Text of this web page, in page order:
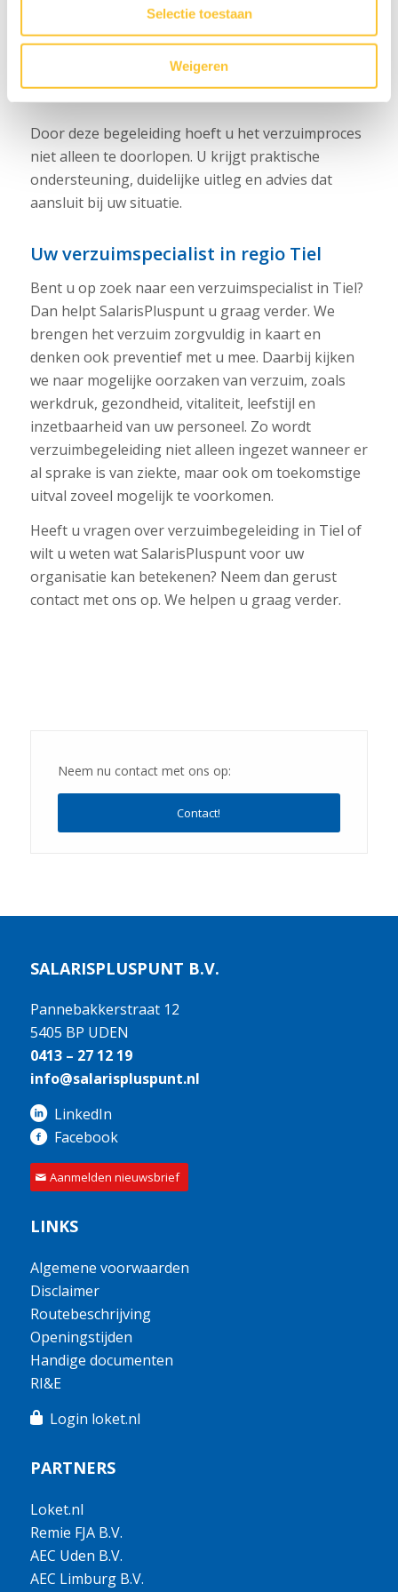
Selectie toestaan
Weigeren
het vertalen van rapportages naar de praktijk
het tijdig inzetten van externe deskundigen
begeleiding bij re-integratie of een WIA-
aanvraag.
Door deze begeleiding hoeft u het verzuimproces
niet alleen te doorlopen. U krijgt praktische
ondersteuning, duidelijke uitleg en advies dat
aansluit bij uw situatie.
Uw verzuimspecialist in regio Tiel
Bent u op zoek naar een verzuimspecialist in Tiel?
Dan helpt SalarisPluspunt u graag verder. We
brengen het verzuim zorgvuldig in kaart en
denken ook preventief met u mee. Daarbij kijken
we naar mogelijke oorzaken van verzuim, zoals
werkdruk, gezondheid, vitaliteit, leefstijl en
inzetbaarheid van uw personeel. Zo wordt
verzuimbegeleiding niet alleen ingezet wanneer er
al sprake is van ziekte, maar ook om toekomstige
uitval zoveel mogelijk te voorkomen.
Heeft u vragen over verzuimbegeleiding in Tiel of
wilt u weten wat SalarisPluspunt voor uw
organisatie kan betekenen? Neem dan gerust
contact met ons op. We helpen u graag verder.
Neem nu contact met ons op:
Contact!
SALARISPLUSPUNT B.V.
Pannebakkerstraat 12
5405 BP UDEN
0413 – 27 12 19
info@salarispluspunt.nl
LinkedIn
Facebook
Aanmelden nieuwsbrief
LINKS
Algemene voorwaarden
Disclaimer
Routebeschrijving
Openingstijden
Handige documenten
RI&E
Login loket.nl
PARTNERS
Loket.nl
Remie FJA B.V.
AEC Uden B.V.
AEC Limburg B.V.